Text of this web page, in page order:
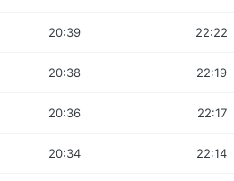
20:39 22:22
20:38 22:19
20:36 22:17
20:34 22:14